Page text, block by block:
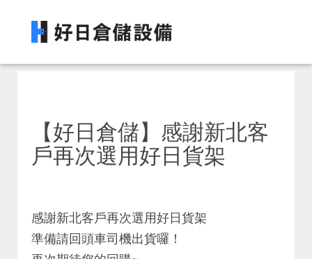
【好日倉儲】感謝新北客
戶再次選用好日貨架
感謝新北客戶再次選用好日貨架
準備請回頭車司機出貨囉！